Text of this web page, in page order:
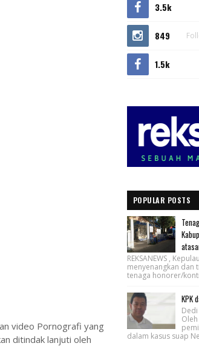
video Pornografi yang
ditindak lanjuti oleh
3.5k
849
1.5k
POPULAR POSTS
REKSANEWS ,
menyenangkan dan
tenaga honorer/
KPK
dalam kasus suap